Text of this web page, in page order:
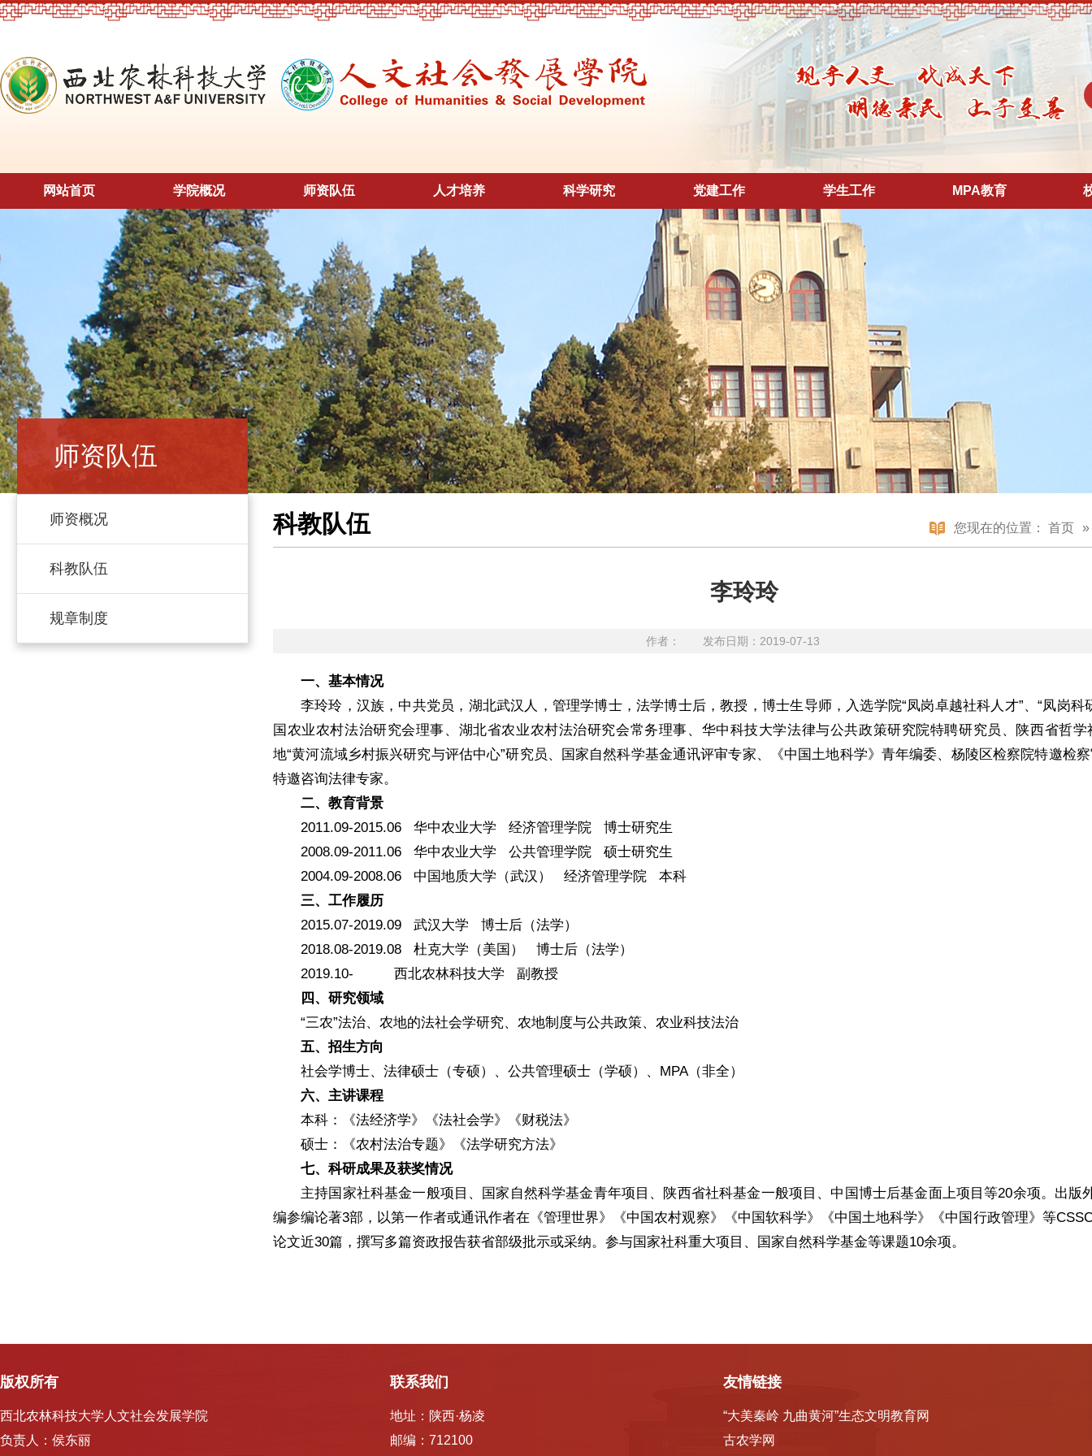
网站首页 学院概况 师资队伍 人才培养 科学研究 党建工作 学生工作 MPA教育
师资队伍
师资概况
科教队伍
规章制度
您现在的位置： 首页 »
科教队伍
李玲玲
作者： 发布日期：2019-07-13
一、基本情况
李玲玲，汉族，中共党员，湖北武汉人，管理学博士，法学博士后，教授，博士生导师，入选学院“凤岗卓越社科人才”、“凤岗科
国农业农村法治研究会理事、湖北省农业农村法治研究会常务理事、华中科技大学法律与公共政策研究院特聘研究员、陕西省哲
地“黄河流域乡村振兴研究与评估中心”研究员、国家自然科学基金通讯评审专家、《中国土地科学》青年编委、杨陵区检察院特邀检
特邀咨询法律专家。
二、教育背景
2011.09-2015.06 华中农业大学 经济管理学院 博士研究生
2008.09-2011.06 华中农业大学 公共管理学院 硕士研究生
2004.09-2008.06 中国地质大学（武汉） 经济管理学院 本科
三、工作履历
2015.07-2019.09 武汉大学 博士后（法学）
2018.08-2019.08 杜克大学（美国） 博士后（法学）
2019.10- 西北农林科技大学 副教授
四、研究领域
“三农”法治、农地的法社会学研究、农地制度与公共政策、农业科技法治
五、招生方向
社会学博士、法律硕士（专硕）、公共管理硕士（学硕）、MPA（非全）
六、主讲课程
本科：《法经济学》《法社会学》《财税法》
硕士：《农村法治专题》《法学研究方法》
七、科研成果及获奖情况
主持国家社科基金一般项目、国家自然科学基金青年项目、陕西省社科基金一般项目、中国博士后基金面上项目等20余项。出版
编参编论著3部，以第一作者或通讯作者在《管理世界》《中国农村观察》《中国软科学》《中国土地科学》《中国行政管理》等
论文近30篇，撰写多篇资政报告获省部级批示或采纳。参与国家社科重大项目、国家自然科学基金等课题10余项。
版权所有
西北农林科技大学人文社会发展学院
负责人：侯东丽
联系我们
地址：陕西·杨凌
邮编：712100
友情链接
“大美秦岭 九曲黄河”生态文明教育网
古农学网